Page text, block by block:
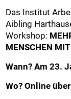
Das Institut
Aibling
Workshop:
MENSCHEN
Wann? Am 23.
Wo? Online